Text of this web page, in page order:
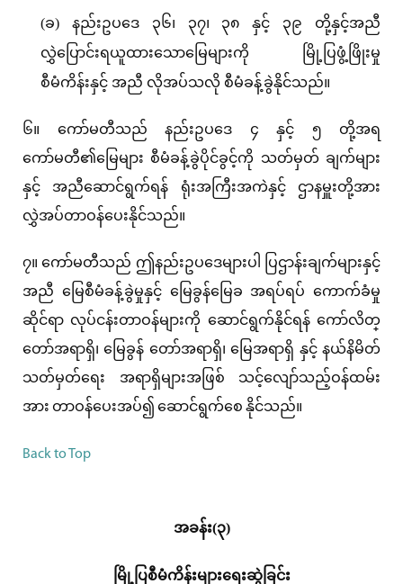
(ခ) နည်းဥပဒေ ၃၆၊ ၃၇၊ ၃၈ နှင့် ၃၉ တို့နှင့်အညီ
လွှဲပြောင်းရယူထားသောမြေများကို မြို့ပြဖွံ့ဖြိုးမှု
စီမံကိန်းနှင့် အညီ လိုအပ်သလို စီမံခန့်ခွဲနိုင်သည်။
၆။ ကော်မတီသည် နည်းဥပဒေ ၄ နှင့် ၅ တို့အရ
ကော်မတီ၏မြေများ စီမံခန့်ခွဲပိုင်ခွင့်ကို သတ်မှတ် ချက်များ
နှင့် အညီဆောင်ရွက်ရန် ရုံးအကြီးအကဲနှင့် ဌာနမှူးတို့အား
လွှဲအပ်တာဝန်ပေးနိုင်သည်။
၇။ ကော်မတီသည် ဤနည်းဥပဒေများပါ ပြဌာန်းချက်များနှင့်
အညီ မြေစီမံခန့်ခွဲမှုနှင့် မြေခွန်မြေခ အရပ်ရပ် ကောက်ခံမှု
ဆိုင်ရာ လုပ်ငန်းတာဝန်များကို ဆောင်ရွက်နိုင်ရန် ကော်လိတ္
တော်အရာရှိ၊ မြေခွန် တော်အရာရှိ၊ မြေအရာရှိ နှင့် နယ်နိမိတ်
သတ်မှတ်ရေး အရာရှိများအဖြစ် သင့်လျော်သည့်ဝန်ထမ်း
အား တာဝန်ပေးအပ်၍ ဆောင်ရွက်စေ နိုင်သည်။
Back to Top
အခန်း(၃)
မြို့ပြစီမံကိန်းများရေးဆွဲခြင်း